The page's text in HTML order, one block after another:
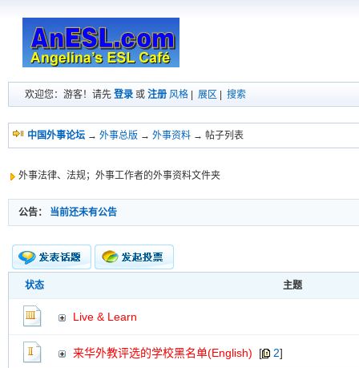
欢迎您：游客！请先 登录 或 注册 风格 展区 搜索
中国外事论坛 → 外事总版 → 外事资料 → 帖子列表
外事法律、法规；外事工作者的外事资料文件夹
公告： 当前还未有公告
新的主题
交易帖
状态 主题
Live & Learn
来华外教评选的学校黑名单(English) [ 2]